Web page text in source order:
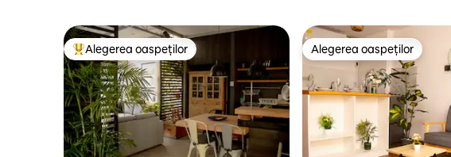
Locuință din topul categoriei Alegerea oaspeților
Alegerea oaspeților Alegerea oaspeților
Alegerea oaspeților